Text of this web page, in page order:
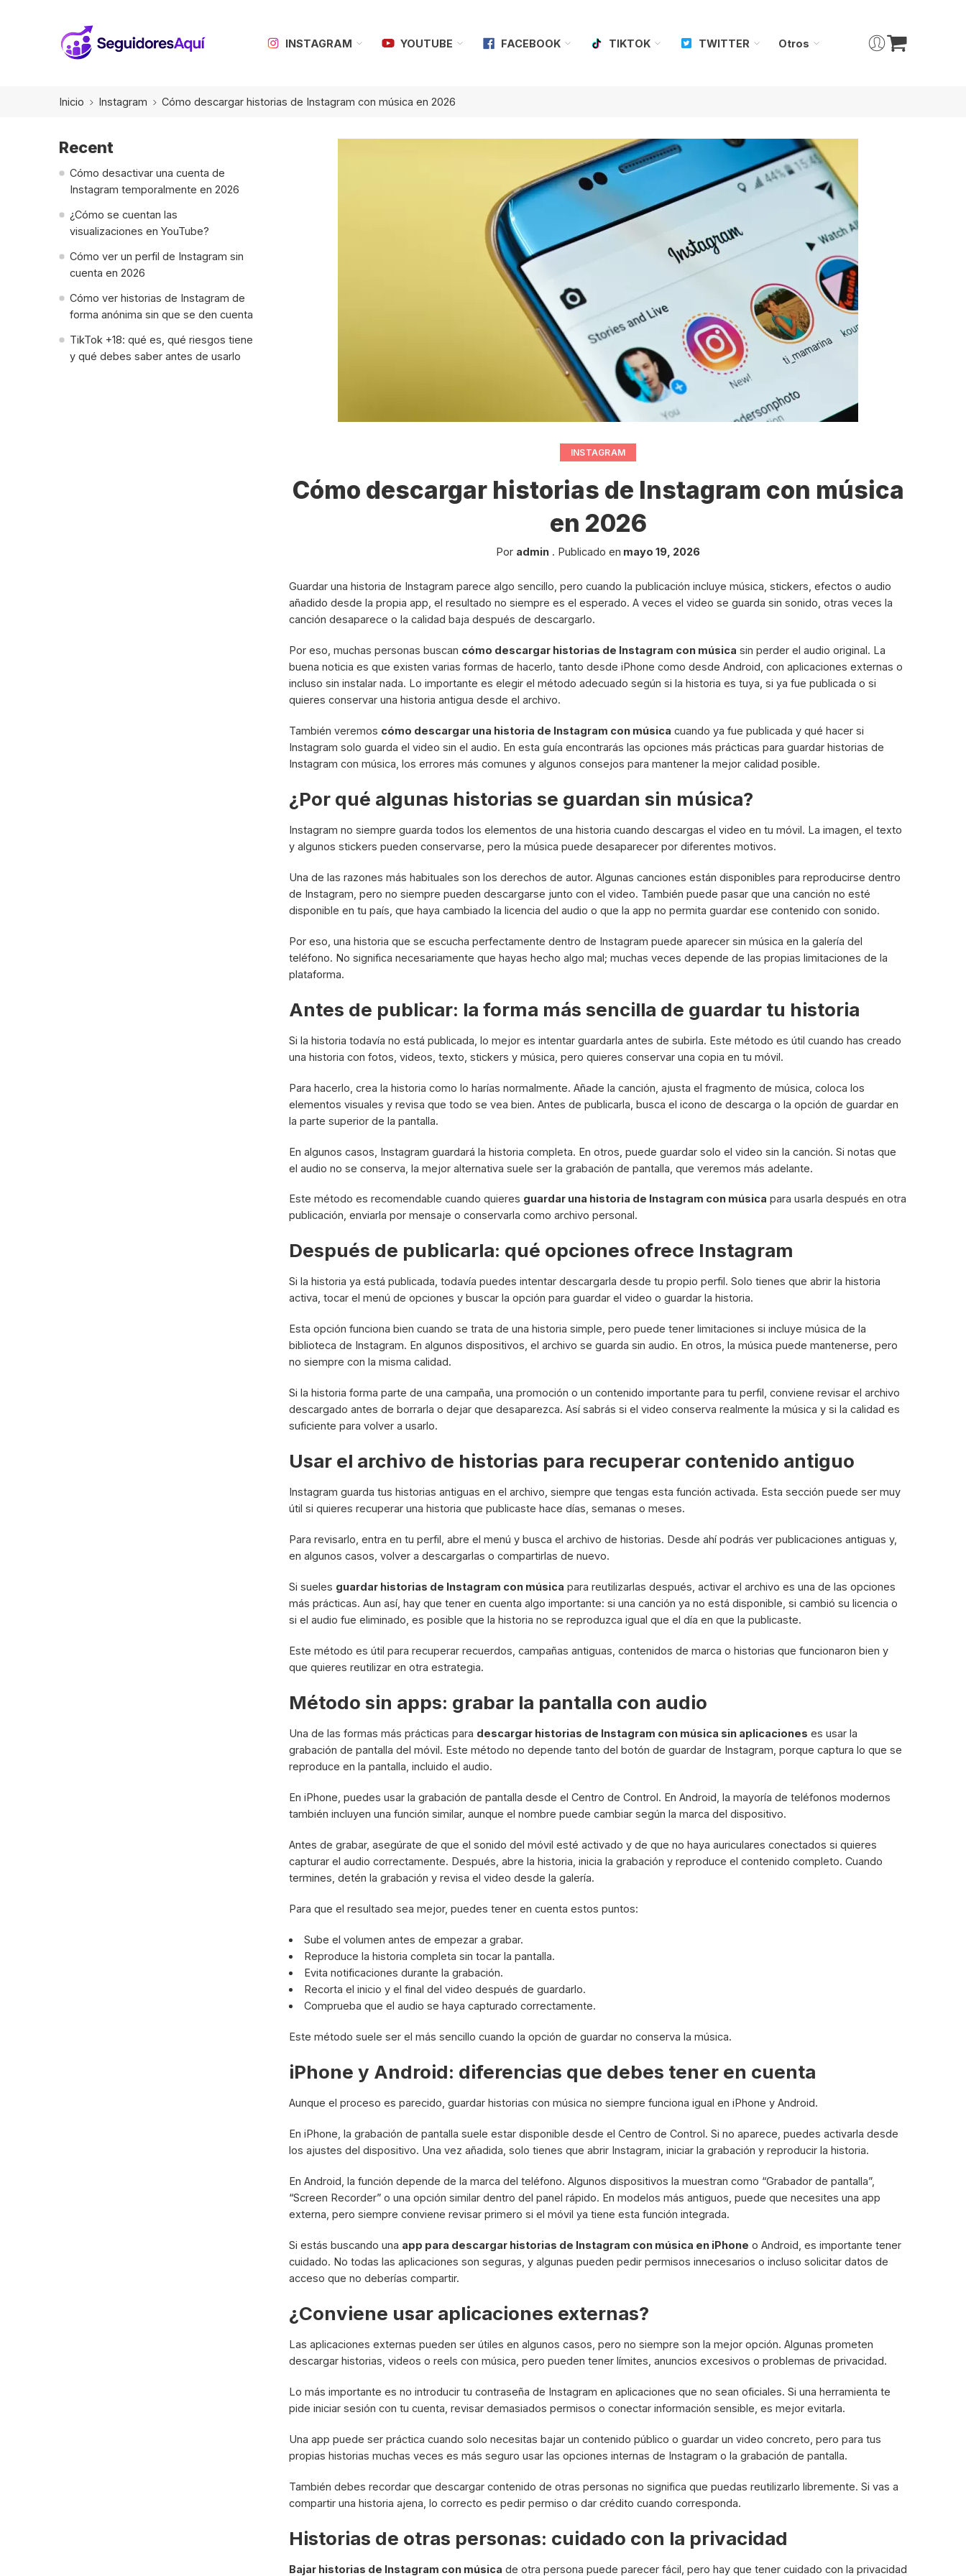
INSTAGRAM YOUTUBE FACEBOOK TIKTOK TWITTER Otros
Inicio Instagram Cómo descargar historias de Instagram con música en 2026
INSTAGRAM
Cómo descargar historias de Instagram con música
en 2026
Por admin . Publicado en mayo 19, 2026
Guardar una historia de Instagram parece algo sencillo, pero cuando la publicación incluye música, stickers, efectos o audio
añadido desde la propia app, el resultado no siempre es el esperado. A veces el video se guarda sin sonido, otras veces la
canción desaparece o la calidad baja después de descargarlo.
Por eso, muchas personas buscan cómo descargar historias de Instagram con música sin perder el audio original. La
buena noticia es que existen varias formas de hacerlo, tanto desde iPhone como desde Android, con aplicaciones externas o
incluso sin instalar nada. Lo importante es elegir el método adecuado según si la historia es tuya, si ya fue publicada o si
quieres conservar una historia antigua desde el archivo.
También veremos cómo descargar una historia de Instagram con música cuando ya fue publicada y qué hacer si
Instagram solo guarda el video sin el audio. En esta guía encontrarás las opciones más prácticas para guardar historias de
Instagram con música, los errores más comunes y algunos consejos para mantener la mejor calidad posible.
¿Por qué algunas historias se guardan sin música?
Instagram no siempre guarda todos los elementos de una historia cuando descargas el video en tu móvil. La imagen, el texto
y algunos stickers pueden conservarse, pero la música puede desaparecer por diferentes motivos.
Una de las razones más habituales son los derechos de autor. Algunas canciones están disponibles para reproducirse dentro
de Instagram, pero no siempre pueden descargarse junto con el video. También puede pasar que una canción no esté
disponible en tu país, que haya cambiado la licencia del audio o que la app no permita guardar ese contenido con sonido.
Por eso, una historia que se escucha perfectamente dentro de Instagram puede aparecer sin música en la galería del
teléfono. No significa necesariamente que hayas hecho algo mal; muchas veces depende de las propias limitaciones de la
plataforma.
Antes de publicar: la forma más sencilla de guardar tu historia
Si la historia todavía no está publicada, lo mejor es intentar guardarla antes de subirla. Este método es útil cuando has creado
una historia con fotos, videos, texto, stickers y música, pero quieres conservar una copia en tu móvil.
Para hacerlo, crea la historia como lo harías normalmente. Añade la canción, ajusta el fragmento de música, coloca los
elementos visuales y revisa que todo se vea bien. Antes de publicarla, busca el icono de descarga o la opción de guardar en
la parte superior de la pantalla.
En algunos casos, Instagram guardará la historia completa. En otros, puede guardar solo el video sin la canción. Si notas que
el audio no se conserva, la mejor alternativa suele ser la grabación de pantalla, que veremos más adelante.
Este método es recomendable cuando quieres guardar una historia de Instagram con música para usarla después en otra
publicación, enviarla por mensaje o conservarla como archivo personal.
Después de publicarla: qué opciones ofrece Instagram
Si la historia ya está publicada, todavía puedes intentar descargarla desde tu propio perfil. Solo tienes que abrir la historia
activa, tocar el menú de opciones y buscar la opción para guardar el video o guardar la historia.
Esta opción funciona bien cuando se trata de una historia simple, pero puede tener limitaciones si incluye música de la
biblioteca de Instagram. En algunos dispositivos, el archivo se guarda sin audio. En otros, la música puede mantenerse, pero
no siempre con la misma calidad.
Si la historia forma parte de una campaña, una promoción o un contenido importante para tu perfil, conviene revisar el archivo
descargado antes de borrarla o dejar que desaparezca. Así sabrás si el video conserva realmente la música y si la calidad es
suficiente para volver a usarlo.
Usar el archivo de historias para recuperar contenido antiguo
Instagram guarda tus historias antiguas en el archivo, siempre que tengas esta función activada. Esta sección puede ser muy
útil si quieres recuperar una historia que publicaste hace días, semanas o meses.
Para revisarlo, entra en tu perfil, abre el menú y busca el archivo de historias. Desde ahí podrás ver publicaciones antiguas y,
en algunos casos, volver a descargarlas o compartirlas de nuevo.
Si sueles guardar historias de Instagram con música para reutilizarlas después, activar el archivo es una de las opciones
más prácticas. Aun así, hay que tener en cuenta algo importante: si una canción ya no está disponible, si cambió su licencia o
si el audio fue eliminado, es posible que la historia no se reproduzca igual que el día en que la publicaste.
Este método es útil para recuperar recuerdos, campañas antiguas, contenidos de marca o historias que funcionaron bien y
que quieres reutilizar en otra estrategia.
Método sin apps: grabar la pantalla con audio
Una de las formas más prácticas para descargar historias de Instagram con música sin aplicaciones es usar la
grabación de pantalla del móvil. Este método no depende tanto del botón de guardar de Instagram, porque captura lo que se
reproduce en la pantalla, incluido el audio.
En iPhone, puedes usar la grabación de pantalla desde el Centro de Control. En Android, la mayoría de teléfonos modernos
también incluyen una función similar, aunque el nombre puede cambiar según la marca del dispositivo.
Antes de grabar, asegúrate de que el sonido del móvil esté activado y de que no haya auriculares conectados si quieres
capturar el audio correctamente. Después, abre la historia, inicia la grabación y reproduce el contenido completo. Cuando
termines, detén la grabación y revisa el video desde la galería.
Para que el resultado sea mejor, puedes tener en cuenta estos puntos:
Sube el volumen antes de empezar a grabar.
Reproduce la historia completa sin tocar la pantalla.
Evita notificaciones durante la grabación.
Recorta el inicio y el final del video después de guardarlo.
Comprueba que el audio se haya capturado correctamente.
Este método suele ser el más sencillo cuando la opción de guardar no conserva la música.
iPhone y Android: diferencias que debes tener en cuenta
Aunque el proceso es parecido, guardar historias con música no siempre funciona igual en iPhone y Android.
En iPhone, la grabación de pantalla suele estar disponible desde el Centro de Control. Si no aparece, puedes activarla desde
los ajustes del dispositivo. Una vez añadida, solo tienes que abrir Instagram, iniciar la grabación y reproducir la historia.
En Android, la función depende de la marca del teléfono. Algunos dispositivos la muestran como “Grabador de pantalla”,
“Screen Recorder” o una opción similar dentro del panel rápido. En modelos más antiguos, puede que necesites una app
externa, pero siempre conviene revisar primero si el móvil ya tiene esta función integrada.
Si estás buscando una app para descargar historias de Instagram con música en iPhone o Android, es importante tener
cuidado. No todas las aplicaciones son seguras, y algunas pueden pedir permisos innecesarios o incluso solicitar datos de
acceso que no deberías compartir.
¿Conviene usar aplicaciones externas?
Las aplicaciones externas pueden ser útiles en algunos casos, pero no siempre son la mejor opción. Algunas prometen
descargar historias, videos o reels con música, pero pueden tener límites, anuncios excesivos o problemas de privacidad.
Lo más importante es no introducir tu contraseña de Instagram en aplicaciones que no sean oficiales. Si una herramienta te
pide iniciar sesión con tu cuenta, revisar demasiados permisos o conectar información sensible, es mejor evitarla.
Una app puede ser práctica cuando solo necesitas bajar un contenido público o guardar un video concreto, pero para tus
propias historias muchas veces es más seguro usar las opciones internas de Instagram o la grabación de pantalla.
También debes recordar que descargar contenido de otras personas no significa que puedas reutilizarlo libremente. Si vas a
compartir una historia ajena, lo correcto es pedir permiso o dar crédito cuando corresponda.
Historias de otras personas: cuidado con la privacidad
Bajar historias de Instagram con música de otra persona puede parecer fácil, pero hay que tener cuidado con la privacidad
Recent
Cómo desactivar una cuenta de
Instagram temporalmente en 2026
¿Cómo se cuentan las
visualizaciones en YouTube?
Cómo ver un perfil de Instagram sin
cuenta en 2026
Cómo ver historias de Instagram de
forma anónima sin que se den cuenta
TikTok +18: qué es, qué riesgos tiene
y qué debes saber antes de usarlo